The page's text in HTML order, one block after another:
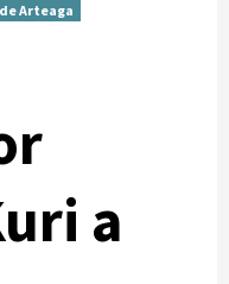
Arteaga
a